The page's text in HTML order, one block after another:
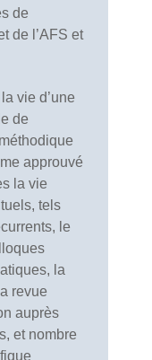
de
de l’AFS et
vie d’une
de
approuvé
la vie
tels
le
la
revue
auprès
et nombre